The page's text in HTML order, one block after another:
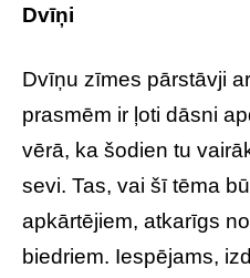
Dvīņi
Dvīņu zīmes pārstāvji
prasmēm ir ļoti dāsni
vērā, ka šodien tu
sevi. Tas, vai šī tēma
apkārtējiem, atkarīgs
biedriem. Iespējams,